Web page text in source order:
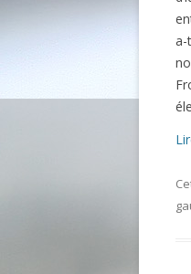
a-